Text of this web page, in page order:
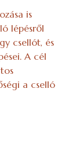
is
lépésről
csellót, és
A cél
a cselló